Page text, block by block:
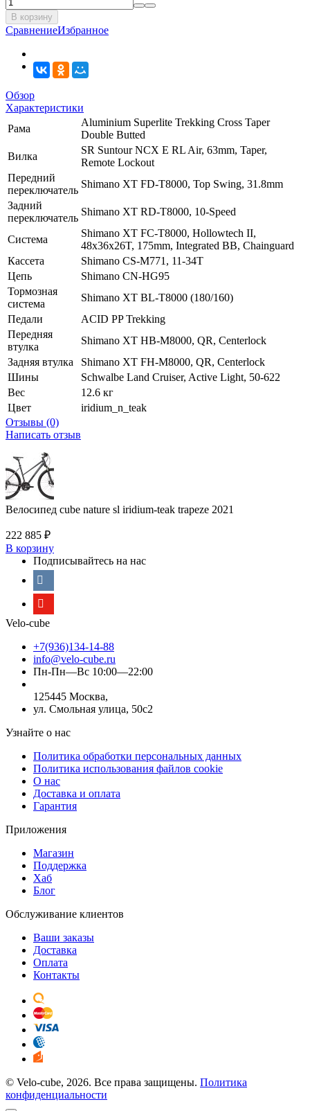
В корзину
СравнениеИзбранное
Обзор
Характеристики
Рама
Aluminium Superlite Trekking Cross Taper
Double Butted
Вилка
SR Suntour NCX E RL Air, 63mm, Taper,
Remote Lockout
Передний
переключатель
Shimano XT FD-T8000, Top Swing, 31.8mm
Задний
переключатель
Shimano XT RD-T8000, 10-Speed
Система
Shimano XT FC-T8000, Hollowtech II,
48x36x26T, 175mm, Integrated BB, Chainguard
Кассета
Shimano CS-M771, 11-34T
Цепь
Shimano CN-HG95
Тормозная
система
Shimano XT BL-T8000 (180/160)
Педали
ACID PP Trekking
Передняя
втулка
Shimano XT HB-M8000, QR, Centerlock
Задняя втулка
Shimano XT FH-M8000, QR, Centerlock
Шины
Schwalbe Land Cruiser, Active Light, 50-622
Вес
12.6 кг
Цвет
iridium_n_teak
Отзывы (0)
Написать отзыв
Велосипед cube nature sl iridium-teak trapeze 2021
222 885 ₽
В корзину
Подписывайтесь на нас
Velo-cube
+7(936)134-14-88
info@velo-cube.ru
Пн-Пн—Вс 10:00—22:00
125445 Москва,
ул. Смольная улица, 50с2
Узнайте о нас
Политика обработки персональных данных
Политика использования файлов cookie
О нас
Доставка и оплата
Гарантия
Приложения
Магазин
Поддержка
Хаб
Блог
Обслуживание клиентов
Ваши заказы
Доставка
Оплата
Контакты
© Velo-cube, 2026. Все права защищены. Политика
конфиденциальности